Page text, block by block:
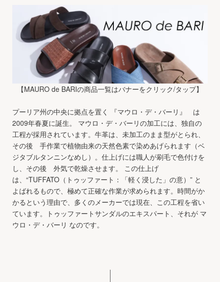
【MAURO de BARIの商品一覧はバナーをクリック/タップ】
プーリア州の中央に拠点を置く 『マウロ・デ・バーリ』 は
2009年春夏に誕生。 マウロ・デ・バーリの加工には、独自の
工程が採用されています。牛革は、未加工のまま型がとられ、
その後 手作業で植物由来の天然色素で染めあげられます（ベ
ジタブルタンニンなめし）。仕上げには職人が刷毛で色付けを
し、その後 外気で乾燥させます。 この仕上げ
は、“TUFFATO（トゥッファート：「軽く浸した」の意）” と
よばれるもので、極めて正確な作業が求められます。時間がか
かるという理由で、多くのメーカーでは現在、この工程を省い
ています。トゥッファートサンダルのエキスパート、それが マ
ウロ・デ・バーリ なのです。